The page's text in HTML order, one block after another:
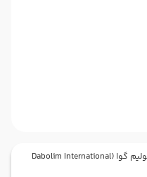
آشنایی بیشتر با فرودگاه بین المللی دابولیم گوا (Dabolim International